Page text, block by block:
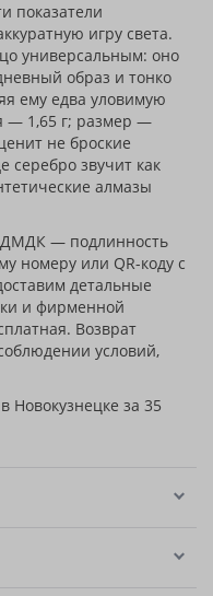
показатели
игру света.
универсальным: оно
образ и тонко
ему едва уловимую
— 1,65 г; размер —
не броские
звучит как
алмазы
ДМДК — подлинность
номеру или QR-коду с
детальные
и фирменной
Возврат
условий,
Новокузнецке за 35